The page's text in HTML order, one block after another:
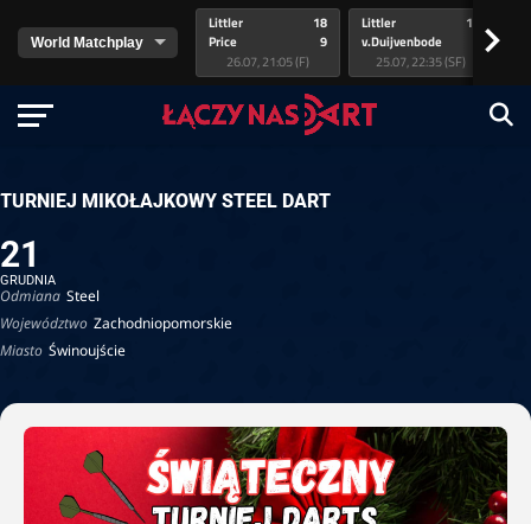
Littler
Price
18
9
26.07, 21:05 (F)
Littler
v.Duijvenbode
17
25.07, 22:35 (SF)
>
TURNIEJ MIKOŁAJKOWY STEEL DART
21
GRUDNIA
Odmiana Steel
Województwo Zachodniopomorskie
Miasto Świnoujście